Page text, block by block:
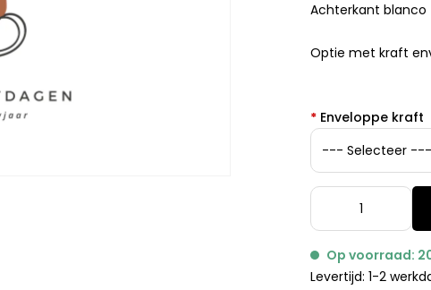
Achterkant blanco
Optie met kraft
* Enveloppe kraft
Op voorraad:
Levertijd: 1-2